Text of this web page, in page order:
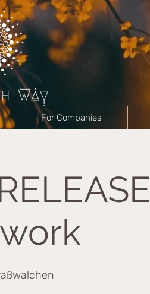
For Companies